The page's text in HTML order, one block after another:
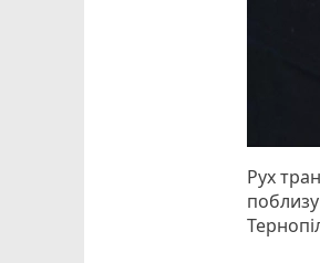
Рух